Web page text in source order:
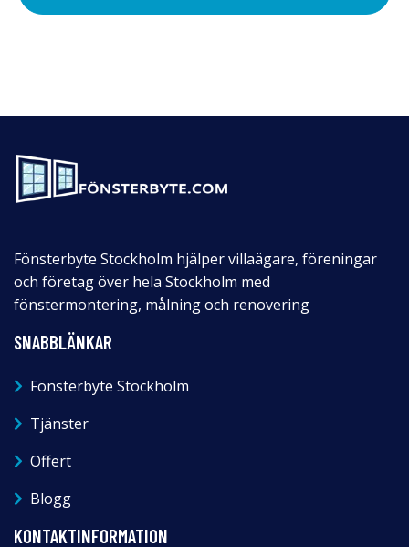
Fönsterbyte Stockholm hjälper villaägare, föreningar
och företag över hela Stockholm med
fönstermontering, målning och renovering
SNABBLÄNKAR
Fönsterbyte Stockholm
Tjänster
Offert
Blogg
KONTAKTINFORMATION